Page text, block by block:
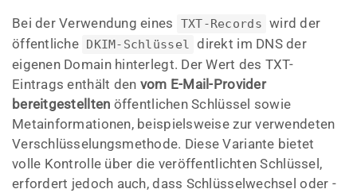
Bei der Verwendung eines TXT-Records wird der
öffentliche
DKIM-Schlüssel direkt im DNS der
eigenen Domain hinterlegt. Der Wert des TXT-
Eintrags enthält den vom E-Mail-Provider
bereitgestellten öffentlichen Schlüssel sowie
Metainformationen, beispielsweise zur verwendeten
Verschlüsselungsmethode. Diese Variante bietet
volle Kontrolle über die veröffentlichten Schlüssel,
erfordert jedoch auch, dass Schlüsselwechsel oder -